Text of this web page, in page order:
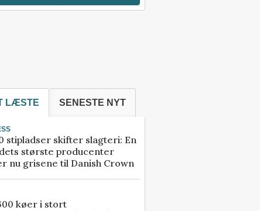
LÆSTE SENESTE NYT
stipladser skifter slagteri: En
største producenter
nu grisene til Danish Crown
køer i stort